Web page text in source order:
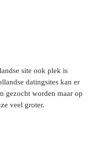
site ook plek is
datingsites kan er
gezocht worden maar op
veel groter.